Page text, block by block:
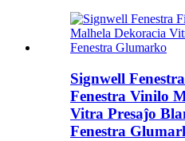
Signwell
Fenestra Vinilo
Vitra Presaĵo
Fenestra